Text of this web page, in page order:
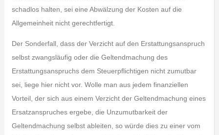
schadlos halten, sei eine Abwälzung der Kosten auf die
Allgemeinheit nicht gerechtfertigt.
Der Sonderfall, dass der Verzicht auf den Erstattungsanspruch
selbst zwangsläufig oder die Geltendmachung des
Erstattungsanspruchs dem Steuerpflichtigen nicht zumutbar
sei, liege hier nicht vor. Wolle man aus jedem finanziellen
Vorteil, der sich aus einem Verzicht der Geltendmachung eines
Ersatzanspruches ergebe, die Unzumutbarkeit der
Geltendmachung selbst ableiten, so würde dies zu einer vom